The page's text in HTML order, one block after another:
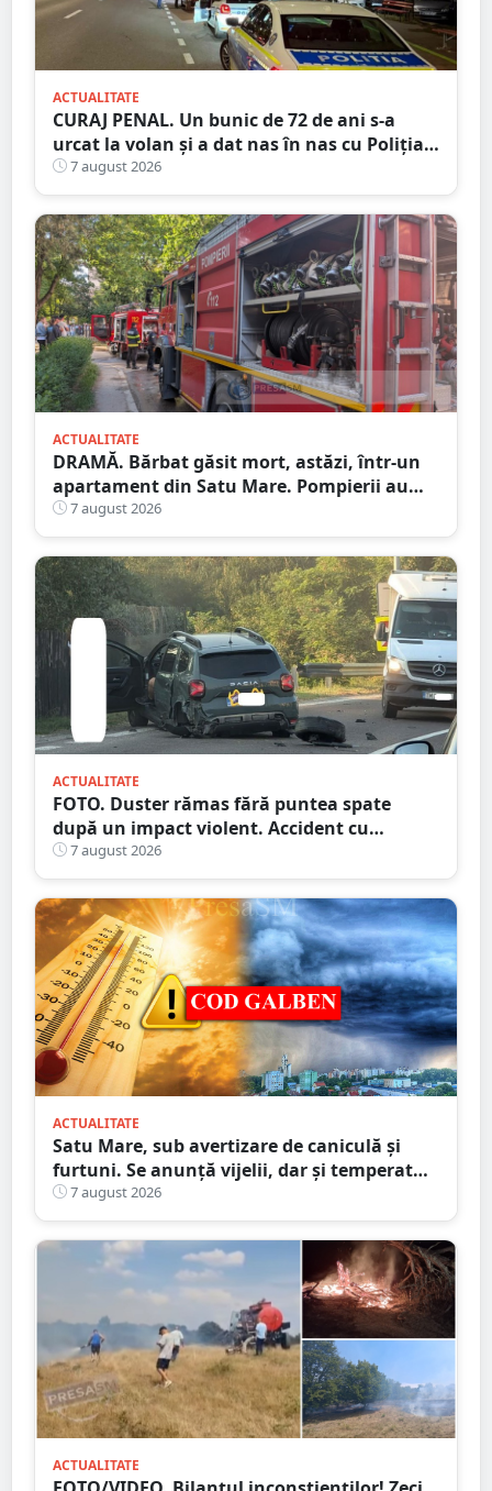
ACTUALITATE
CURAJ PENAL. Un bunic de 72 de ani s-a
urcat la volan și a dat nas în nas cu Poliția
Satu Mare
7 august 2026
ACTUALITATE
DRAMĂ. Bărbat găsit mort, astăzi, într-un
apartament din Satu Mare. Pompierii au
spart ușa
7 august 2026
ACTUALITATE
FOTO. Duster rămas fără puntea spate
după un impact violent. Accident cu
implicarea unei mașini din Satu Mare
7 august 2026
ACTUALITATE
Satu Mare, sub avertizare de caniculă și
furtuni. Se anunță vijelii, dar și temperaturi
ridicate. Avertizarea ANM
7 august 2026
ACTUALITATE